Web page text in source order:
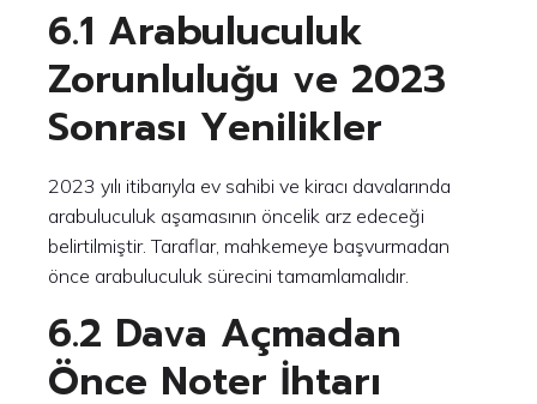
6.1 Arabuluculuk
Zorunluluğu ve 2023
Sonrası Yenilikler
2023 yılı itibarıyla ev sahibi ve kiracı davalarında
arabuluculuk aşamasının öncelik arz edeceği
belirtilmiştir. Taraflar, mahkemeye başvurmadan
önce arabuluculuk sürecini tamamlamalıdır.
6.2 Dava Açmadan
Önce Noter İhtarı